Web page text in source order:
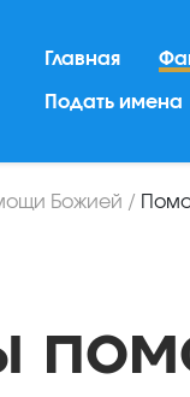
Главная
Подать имена
Божией /